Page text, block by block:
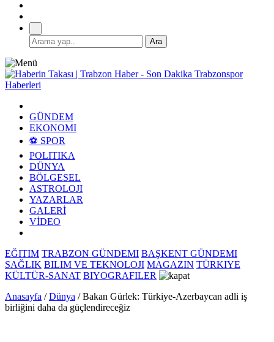
GÜNDEM
EKONOMI
⚽ SPOR
POLITIKA
DÜNYA
BÖLGESEL
ASTROLOJI
YAZARLAR
GALERİ
VİDEO
EĞITIM TRABZON GÜNDEMI BAŞKENT GÜNDEMI
SAĞLIK BILIM VE TEKNOLOJI MAGAZIN TÜRKIYE
KÜLTÜR-SANAT BIYOGRAFILER
Anasayfa /Dünya /Bakan Gürlek: Türkiye-Azerbaycan adli iş
birliğini daha da güçlendireceğiz